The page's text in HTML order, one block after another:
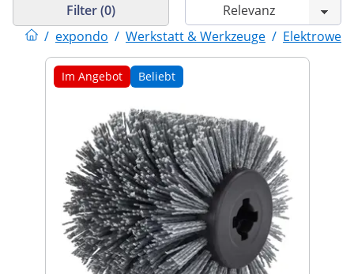
/ expondo / Werkstatt & Werkzeuge /
Filter (0)
Im Angebot Beliebt